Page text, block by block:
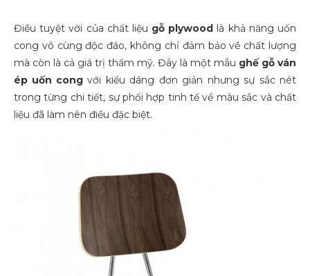
Điều tuyệt vời của chất liệu gỗ plywood là khả năng uốn
cong vô cùng độc đáo, không chỉ đảm bảo về chất lượng
mà còn là cả giá trị thẩm mỹ. Đây là một mẫu ghế gỗ ván
ép uốn cong với kiểu dáng đơn giản nhưng sự sắc nét
trong từng chi tiết, sự phối hợp tinh tế về màu sắc và chất
liệu đã làm nên điều đặc biệt.